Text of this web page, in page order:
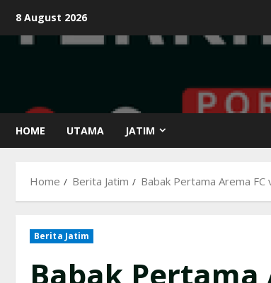
content
8 August 2026
HOME UTAMA JATIM
Home Berita Jatim Babak Pertama Arema
Berita Jatim
Babak Pertama